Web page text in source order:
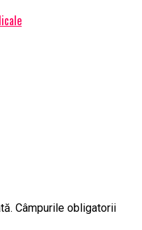
Câmpurile obligatorii